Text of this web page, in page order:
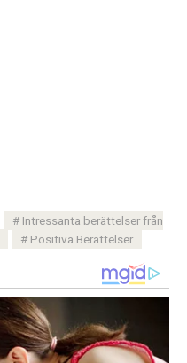
Intressanta berättelser från
Positiva Berättelser